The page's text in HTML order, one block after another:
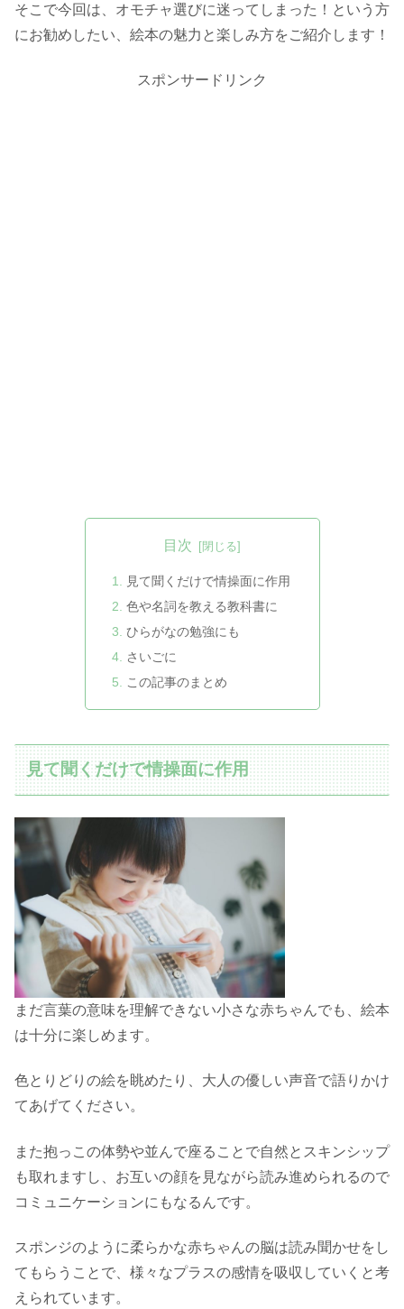
そこで今回は、オモチャ選びに迷ってしまった！という方
にお勧めしたい、絵本の魅力と楽しみ方をご紹介します！
スポンサードリンク
目次
見て聞くだけで情操面に作用
色や名詞を教える教科書に
ひらがなの勉強にも
さいごに
この記事のまとめ
見て聞くだけで情操面に作用
まだ言葉の意味を理解できない小さな赤ちゃんでも、絵本
は十分に楽しめます。
色とりどりの絵を眺めたり、大人の優しい声音で語りかけ
てあげてください。
また抱っこの体勢や並んで座ることで自然とスキンシップ
も取れますし、お互いの顔を見ながら読み進められるので
コミュニケーションにもなるんです。
スポンジのように柔らかな赤ちゃんの脳は読み聞かせをし
てもらうことで、様々なプラスの感情を吸収していくと考
えられています。